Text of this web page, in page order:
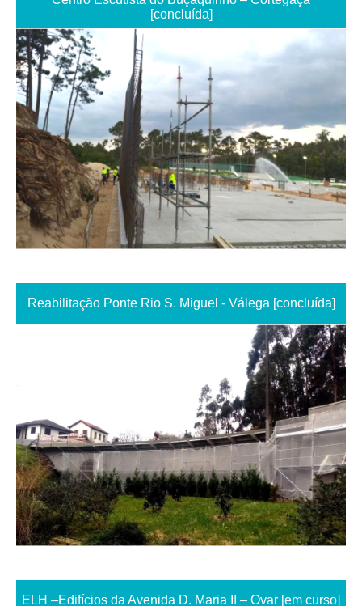
[concluída]
Reabilitação Ponte Rio S. Miguel - Válega [concluída]
ELH –Edifícios da Avenida D. Maria II – Ovar [em curso]